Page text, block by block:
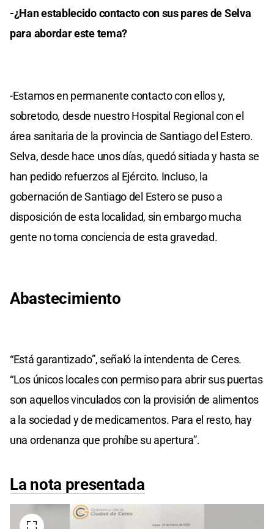
-¿Han establecido contacto con sus pares de Selva
para abordar este tema?
-Estamos en permanente contacto con ellos y,
sobretodo, desde nuestro Hospital Regional con el
área sanitaria de la provincia de Santiago del Estero.
Selva, desde hace unos días, quedó sitiada y hasta se
han pedido refuerzos al Ejército. Incluso, la
gobernación de Santiago del Estero se puso a
disposición de esta localidad, sin embargo mucha
gente no toma conciencia de esta gravedad.
Abastecimiento
“Está garantizado”, señaló la intendenta de Ceres.
“Los únicos locales con permiso para abrir sus puertas
son aquellos vinculados con la provisión de alimentos
a la sociedad y de medicamentos. Para el resto, hay
una ordenanza que prohíbe su apertura”.
La nota presentada